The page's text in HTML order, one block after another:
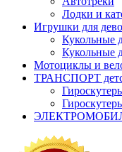
Лодки и
Игрушки для
Кукольные
Кукольные
Мотоциклы и
ТРАНСПОРТ